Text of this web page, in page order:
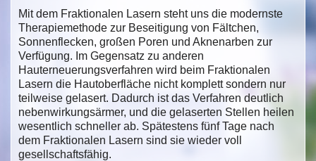
Mit dem Fraktionalen Lasern steht uns die modernste
Therapiemethode zur Beseitigung von Fältchen,
Sonnenflecken, großen Poren und Aknenarben zur
Verfügung. Im Gegensatz zu anderen
Hauterneuerungsverfahren wird beim Fraktionalen
Lasern die Hautoberfläche nicht komplett sondern nur
teilweise gelasert. Dadurch ist das Verfahren deutlich
nebenwirkungsärmer, und die gelaserten Stellen heilen
wesentlich schneller ab. Spätestens fünf Tage nach
dem Fraktionalen Lasern sind sie wieder voll
gesellschaftsfähig.